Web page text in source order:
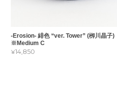
-Erosion- 緋色 “ver. Tower” (栁川晶子)
※Medium C
¥14,850